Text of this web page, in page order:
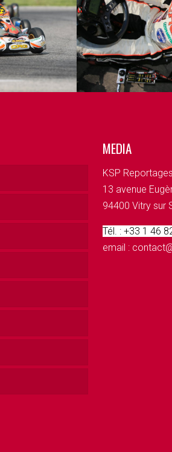
MEDIA
KSP Reportages
13 avenue
94400 Vitry sur
Tél. : +33 1 46
email :